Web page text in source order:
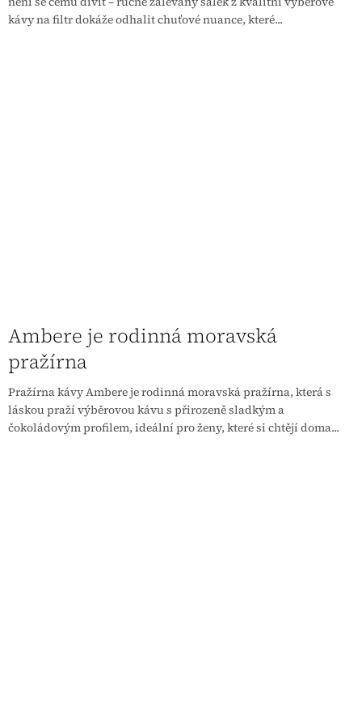
kávy na filtr dokáže odhalit chuťové nuance, které...
Ambere je rodinná moravská
pražírna
Pražírna kávy Ambere je rodinná moravská pražírna, která s
láskou praží výběrovou kávu s přirozeně sladkým a
čokoládovým profilem, ideální pro ženy, které si chtějí doma...